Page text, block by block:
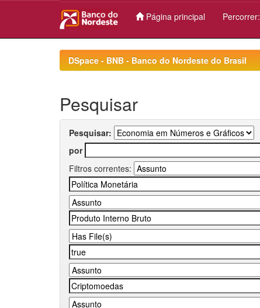
Página principal Percorrer:
DSpace - BNB - Banco do Nordeste do Brasil
Pesquisar
Pesquisar:
por
Filtros correntes: